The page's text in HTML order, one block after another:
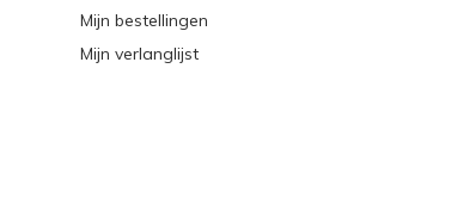
Mijn bestellingen
Mijn verlanglijst